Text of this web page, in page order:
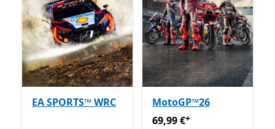
EA SPORTS™ WRC
MotoGP™26
69,99 €Ofertas en
69,99 €+